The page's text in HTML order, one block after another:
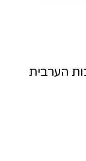
הערבית